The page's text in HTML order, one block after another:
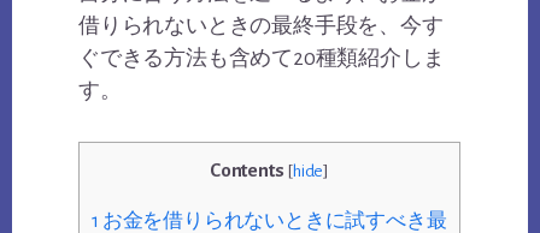
借りられないときの最終手段を、今す
ぐできる方法も含めて20種類紹介しま
す。
Contents [hide]
1 お金を借りられないときに試すべき最